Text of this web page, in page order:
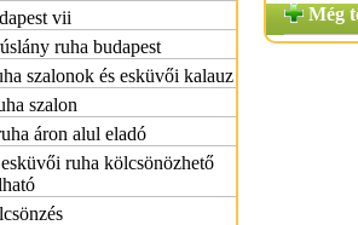
vii
ruha budapest
szalonok és esküvői kalauz
szalon
áron alul eladó
ruha kölcsönözhető
Még